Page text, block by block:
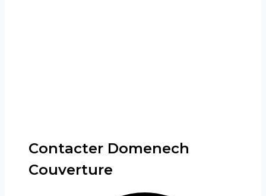
Contacter Domenech
Couverture